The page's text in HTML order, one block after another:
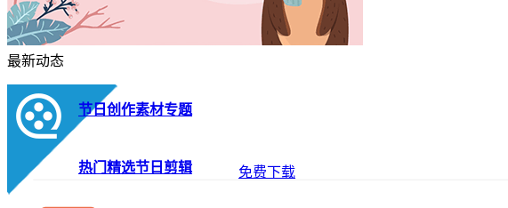
最新动态
节日创作素材专题
热门精选节日剪辑 免费下载